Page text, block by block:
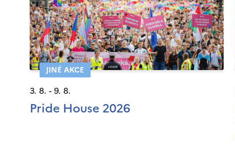
JINÉ AKCE
3. 8. - 9. 8.
Pride House 2026